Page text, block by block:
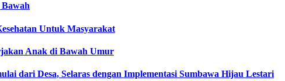
Untuk Masyarakat
Anak di Bawah Umur
dari Desa, Selaras dengan Implementasi Sumbawa Hijau Lestari